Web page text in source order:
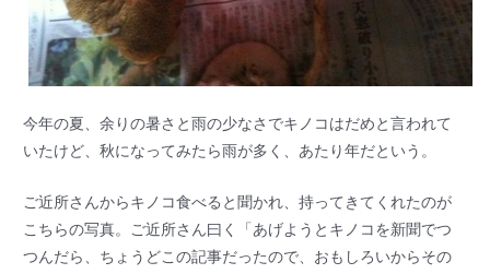
今年の夏、余りの暑さと雨の少なさでキノコはだめと言われて
いたけど、秋になってみたら雨が多く、あたり年だという。
ご近所さんからキノコ食べると聞かれ、持ってきてくれたのが
こちらの写真。ご近所さん曰く「あげようとキノコを新聞でつ
つんだら、ちょうどこの記事だったので、おもしろいからその